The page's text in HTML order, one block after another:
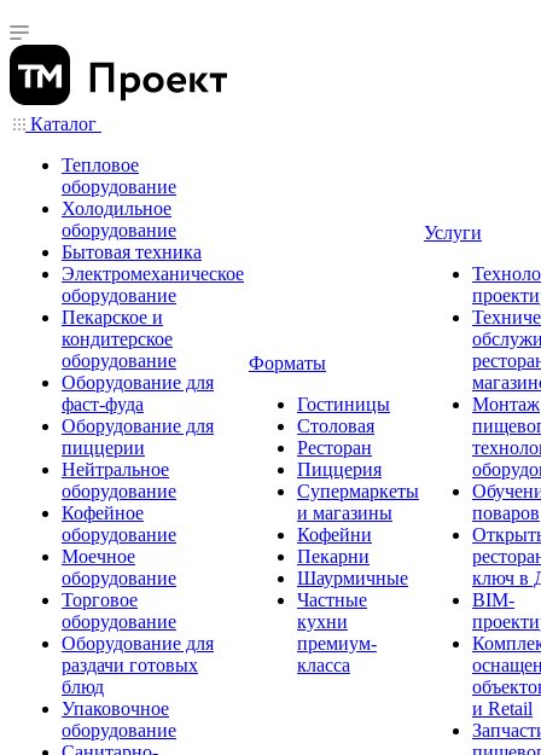
Каталог
Тепловое
оборудование
Холодильное
оборудование
Бытовая техника
Электромеханическое
оборудование
Пекарское и
кондитерское
оборудование
Оборудование для
фаст-фуда
Оборудование для
пиццерии
Нейтральное
оборудование
Кофейное
оборудование
Моечное
оборудование
Торговое
оборудование
Оборудование для
раздачи готовых
блюд
Упаковочное
оборудование
Форматы
Гостиницы
Столовая
Ресторан
Пиццерия
Супермаркеты
и магазины
Кофейни
Пекарни
Шаурмичные
Частные
кухни
премиум-
класса
Услуги
Монтаж
поваров
ключ в
BIM-
и Retail